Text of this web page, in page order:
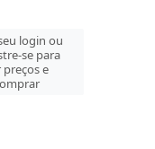
login ou
se para
preços e